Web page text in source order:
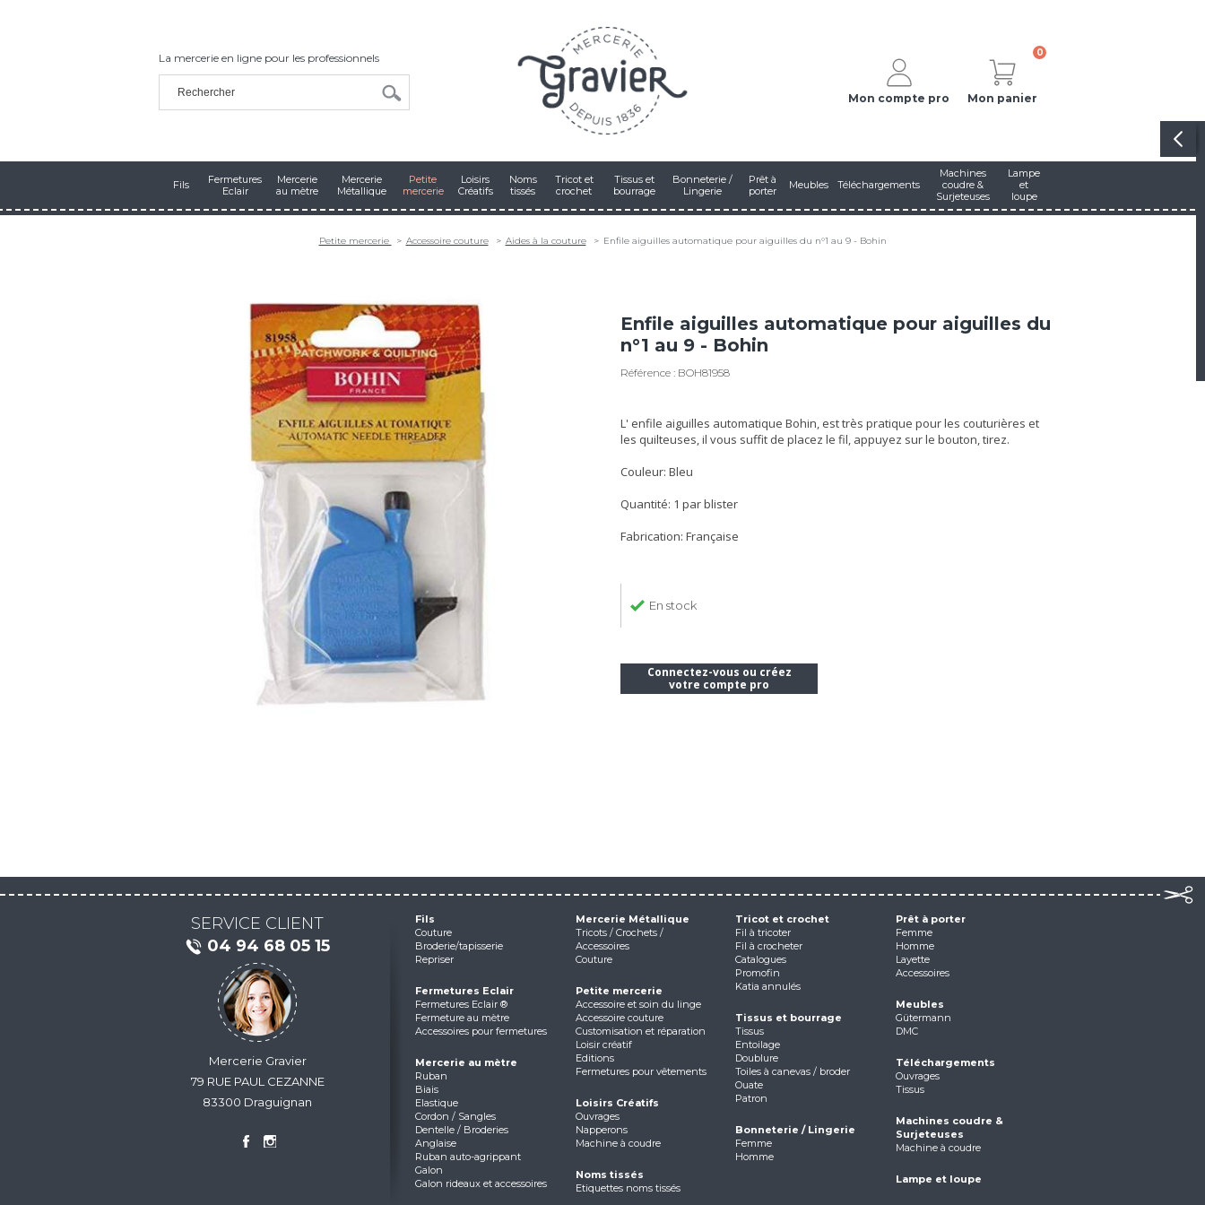
La mercerie en ligne pour les professionnels
Mon compte pro
0
Mon panier
Fils
Fermetures
Eclair
Mercerie
au mètre
Mercerie
Métallique
Petite
mercerie
Loisirs
Créatifs
Noms
tissés
Tricot et
crochet
Tissus et
bourrage
Bonneterie /
Lingerie
Prêt à
porter
Meubles Téléchargements
Machines
coudre &
Surjeteuses
Lampe
et
loupe
Petite mercerie Accessoire couture Aides à la couture Enfile aiguilles automatique pour aiguilles du n°1 au 9 - Bohin
Enfile aiguilles automatique pour aiguilles du
n°1 au 9 - Bohin
Référence : BOH81958
L' enfile aiguilles automatique Bohin, est très pratique pour les couturières et
les quilteuses, il vous suffit de placez le fil, appuyez sur le bouton, tirez.
Couleur: Bleu
Quantité: 1 par blister
Fabrication: Française
En stock
Connectez-vous ou créez
votre compte pro
SERVICE CLIENT
04 94 68 05 15
Mercerie Gravier
79 RUE PAUL CEZANNE
83300 Draguignan
Fils
Couture
Broderie/tapisserie
Repriser
Fermetures Eclair
Fermetures Eclair ®
Fermeture au mètre
Accessoires pour fermetures
Mercerie au mètre
Ruban
Biais
Elastique
Cordon / Sangles
Dentelle / Broderies
Anglaise
Ruban auto-agrippant
Galon
Galon rideaux et accessoires
Mercerie Métallique
Tricots / Crochets /
Accessoires
Couture
Petite mercerie
Accessoire et soin du linge
Accessoire couture
Customisation et réparation
Loisir créatif
Editions
Fermetures pour vêtements
Loisirs Créatifs
Ouvrages
Napperons
Machine à coudre
Noms tissés
Etiquettes noms tissés
Tricot et crochet
Fil à tricoter
Fil à crocheter
Catalogues
Promofin
Katia annulés
Tissus et bourrage
Tissus
Entoilage
Doublure
Toiles à canevas / broder
Ouate
Patron
Bonneterie / Lingerie
Femme
Homme
Prêt à porter
Femme
Homme
Layette
Accessoires
Meubles
Gütermann
DMC
Téléchargements
Ouvrages
Tissus
Machines coudre &
Surjeteuses
Machine à coudre
Lampe et loupe